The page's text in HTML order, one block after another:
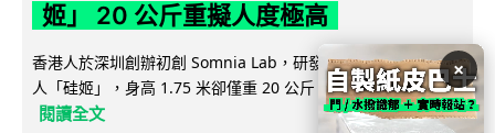
姬」 20 公斤重擬人度極高
香港人於深圳創辦初創 Somnia Lab，研發出首款 AI 性愛機械
人「硅姬」，身高 1.75 米卻僅重 20 公斤，內置 165 種親密...
閱讀全文
×